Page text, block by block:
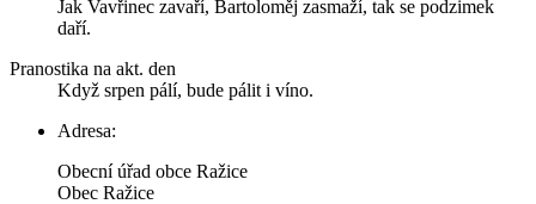
Jak Vavřinec zavaří, Bartoloměj zasmaží, tak se podzimek
daří.
Pranostika na akt. den
Když srpen pálí, bude pálit i víno.
Adresa:
Obecní úřad obce Ražice
Obec Ražice